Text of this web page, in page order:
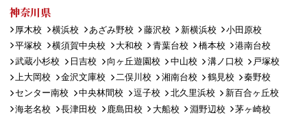
神奈川県
厚木校 横浜校 あざみ野校 藤沢校 新横浜校
小田原校
平塚校
横須賀中央校 大和校 青葉台校 橋本校
港南台校
武蔵小杉校
日吉校 向ヶ丘遊園校 中山校 溝ノ口校
戸塚校
上大岡校
金沢文庫校 二俣川校 湘南台校 鶴見校
秦野校
センター南校
中央林間校 逗子校 北久里浜校
新百合ヶ丘校
海老名校
長津田校 鹿島田校 大船校 淵野辺校
茅ヶ崎校